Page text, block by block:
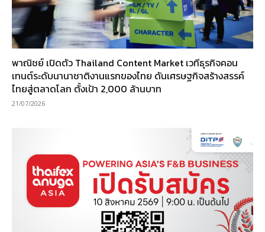
พาณิชย์ เปิดตัว Thailand Content Market เวทีธุรกิจคอน
เทนต์ระดับนานาชาติงานแรกของไทย ดันเศรษฐกิจสร้างสรรค์
ไทยสู่ตลาดโลก ตั้งเป้า 2,000 ล้านบาท
21/07/2026